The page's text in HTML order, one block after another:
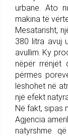
urbane. Ato
makina të
Mesatarisht,
380 litra avuj
avullim. Ky
nëpër rrënjët
përmes
lëshohet në
një efekt
Në fakt, sipas
Agjencia
natyrshme